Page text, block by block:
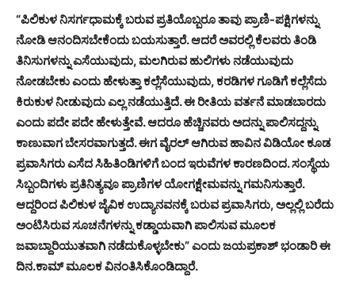
“ಪಿಲಿಕುಳ ನಿಸರ್ಗಧಾಮಕ್ಕೆ ಬರುವ ಪ್ರತಿಯೊಬ್ಬರೂ ತಾವು ಪ್ರಾಣಿ-ಪಕ್ಷಿಗಳನ್ನು
ನೋಡಿ ಆನಂದಿಸಬೇಕೆಂದು ಬಯಸುತ್ತಾರೆ. ಆದರೆ ಅವರಲ್ಲಿ ಕೆಲವರು ತಿಂಡಿ
ತಿನಿಸುಗಳನ್ನು ಎಸೆಯುವುದು, ಮಲಗಿರುವ ಹುಲಿಗಳು ನಡೆಯುವುದು
ನೋಡಬೇಕು ಎಂದು ಹೇಳುತ್ತಾ ಕಲ್ಲೆಸೆಯುವುದು, ಕರಡಿಗಳ ಗೂಡಿಗೆ ಕಲ್ಲೆಸೆದು
ಕಿರುಕುಳ ನೀಡುವುದು ಎಲ್ಲ ನಡೆಯುತ್ತಿದೆ. ಈ ರೀತಿಯ ವರ್ತನೆ ಮಾಡಬಾರದು
ಎಂದು ಪದೇ ಪದೇ ಹೇಳುತ್ತೇವೆ. ಆದರೂ ಹೆಚ್ಚಿನವರು ಅದನ್ನು ಪಾಲಿಸದ್ದನ್ನು
ಕಾಣುವಾಗ ಬೇಸರವಾಗುತ್ತದೆ. ಈಗ ವೈರಲ್ ಆಗಿರುವ ಹಾವಿನ ವಿಡಿಯೋ ಕೂಡ
ಪ್ರವಾಸಿಗರು ಎಸೆದ ಸಿಹಿತಿಂಡಿಗಳಿಗೆ ಬಂದ ಇರುವೆಗಳ ಕಾರಣದಿಂದ. ಸಂಸ್ಥೆಯ
ಸಿಬ್ಬಂದಿಗಳು ಪ್ರತಿನಿತ್ಯವೂ ಪ್ರಾಣಿಗಳ ಯೋಗಕ್ಷೇಮವನ್ನು ಗಮನಿಸುತ್ತಾರೆ.
ಆದ್ದರಿಂದ ಪಿಲಿಕುಳ ಜೈವಿಕ ಉದ್ಯಾನವನಕ್ಕೆ ಬರುವ ಪ್ರವಾಸಿಗರು, ಅಲ್ಲಲ್ಲಿ ಬರೆದು
ಅಂಟಿಸಿರುವ ಸೂಚನೆಗಳನ್ನು ಕಡ್ಡಾಯವಾಗಿ ಪಾಲಿಸುವ ಮೂಲಕ
ಜವಾಬ್ದಾರಿಯುತವಾಗಿ ನಡೆದುಕೊಳ್ಳಬೇಕು” ಎಂದು ಜಯಪ್ರಕಾಶ್ ಭಂಡಾರಿ ಈ
ದಿನ.ಕಾಮ್ ಮೂಲಕ ವಿನಂತಿಸಿಕೊಂಡಿದ್ದಾರೆ.